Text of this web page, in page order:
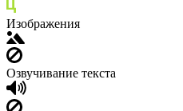
Изображения
Озвучивание текста